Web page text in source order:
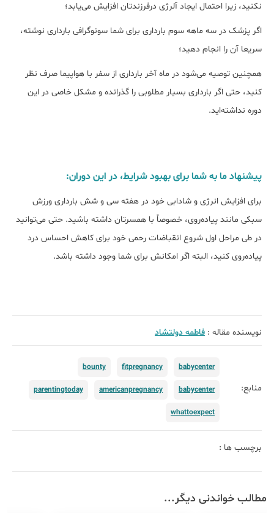
نکنید، زیرا احتمال ایجاد آلرژی درفرزندتان افزایش می‌یابد؛
اگر پزشک در سه ماهه سوم بارداری برای شما سونوگرافی بارداری نوشته،
سریعا آن را انجام دهید؛
همچنین توصیه می‌شود در ماه آخر بارداری از سفر با هواپیما صرف نظر
کنید، حتی اگر بارداری بسیار مطلوبی را گذرانده و مشکل خاصی در این
دوره نداشته‌اید.
پیشنهاد ما به شما برای بهبود شرایط، در این دوران:
برای افزایش انرژی و شادابی خود در هفته سی و شش بارداری ورزش
سبکی مانند پیاده‌روی، خصوصاً با همسرتان داشته باشید. حتی می‌توانید
در طی مراحل اول شروع انقباضات رحمی خود برای کاهش احساس درد
پیاده‌روی کنید، البته اگر امکانش برای شما وجود داشته باشد.
نویسنده مقاله : فاطمه دولتشاد
منابع:
babycenter
fitpregnancy
bounty
babycenter
americanpregnancy
parentingtoday
whattoexpect
برچسب ها :
مطالب خواندنی دیگر...